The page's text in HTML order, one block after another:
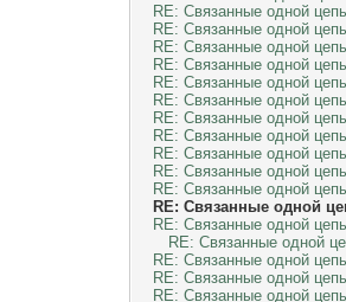
RE: Связанные одной
RE: Связанные одной
RE: Связанные одной
RE: Связанные одной
RE: Связанные одной
RE: Связанные одной
RE: Связанные одной
RE: Связанные одной
RE: Связанные одной
RE: Связанные одной
RE: Связанные одной
RE: Связанные одной
RE: Связанные одной
RE: Связанные одной
RE: Связанные одной
RE: Связанные одной
RE: Связанные одной